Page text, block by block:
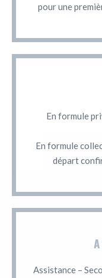
pour une
En formule
En formule
départ
Assistance –